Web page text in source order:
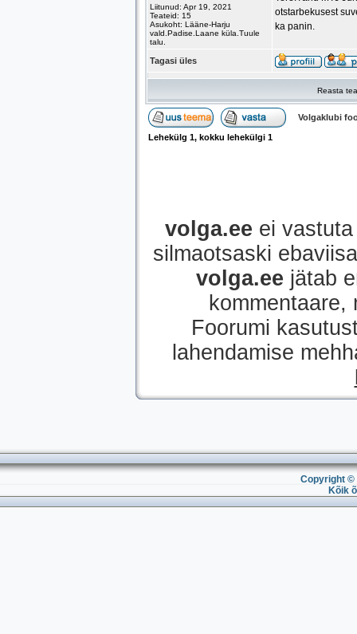
Liitunud: Apr 19, 2021
Teateid: 15
Asukoht: Lääne-Harju
vald.Padise.Laane küla.Tuule
talu.
otstarbekusest
ka panin.
Tagasi üles
Reasta
Volgaklubi
Lehekülg 1, kokku lehekülgi 1
volga.ee ei
silmaotsaski
volga.ee jätab
Foorumi
lahendamise
Copyright ©
Kõik